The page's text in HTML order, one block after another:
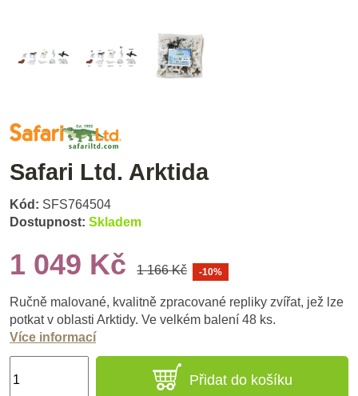
Safari Ltd. Arktida
Kód: SFS764504
Dostupnost: Skladem
1 049 Kč 1 166 Kč -10%
Ručně malované, kvalitně zpracované repliky zvířat, jež lze
potkat v oblasti Arktidy. Ve velkém balení 48 ks.
Více informací
Přidat do košíku